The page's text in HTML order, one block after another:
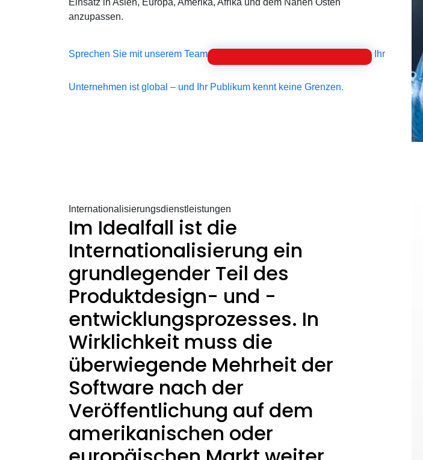
Einsatz in Asien, Europa, Amerika, Afrika und dem Nahen Osten
anzupassen.
Sprechen Sie mit unserem Team Ihr
Unternehmen ist global – und Ihr Publikum kennt keine Grenzen.
Internationalisierungsdienstleistungen
Im Idealfall ist die
Internationalisierung ein
grundlegender Teil des
Produktdesign- und -
entwicklungsprozesses. In
Wirklichkeit muss die
überwiegende Mehrheit der
Software nach der
Veröffentlichung auf dem
amerikanischen oder